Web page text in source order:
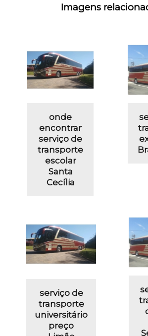
Imagens
onde
encontrar
serviço de
transporte
escolar
Santa
Cecília
serviço de
transporte
universitário
preço